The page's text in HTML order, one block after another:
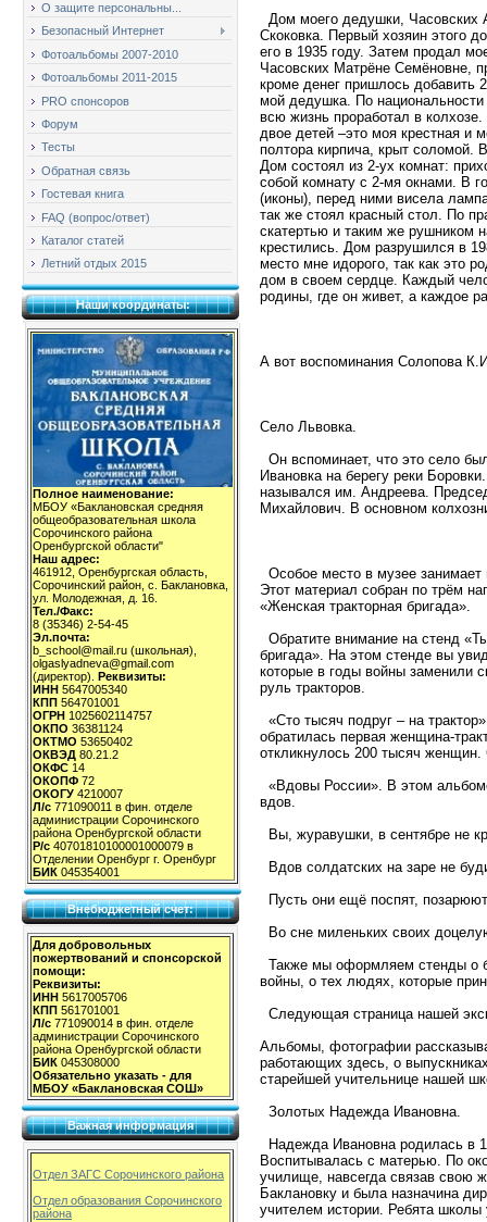
О защите персональны...
Безопасный Интернет
Фотоальбомы 2007-2010
Фотоальбомы 2011-2015
PRO спонсоров
Форум
Тесты
Обратная связь
Гостевая книга
FAQ (вопрос/ответ)
Каталог статей
Летний отдых 2015
Наши координаты:
Полное наименование:
МБОУ «Баклановская средняя
общеобразовательная школа
Сорочинского района
Оренбургской области"
Наш адрес:
461912, Оренбургская область,
Сорочинский район, с. Баклановка,
ул. Молодежная, д. 16.
Тел./Факс:
8 (35346) 2-54-45
Эл.почта:
b_school@mail.ru (школьная),
olgaslyadneva@gmail.com
(директор). Реквизиты:
ИНН 5647005340
КПП 564701001
ОГРН 1025602114757
ОКПО 36381124
ОКТМО 53650402
ОКВЭД 80.21.2
ОКФС 14
ОКОПФ 72
ОКОГУ 4210007
Л/с 771090011 в фин. отделе
администрации Сорочинского
района Оренбургской области
Р/с 40701810100001000079 в
Отделении Оренбург г. Оренбург
БИК 045354001
Внебюджетный счет:
Для добровольных
пожертвований и спонсорской
помощи:
Реквизиты:
ИНН 5617005706
КПП 561701001
Л/с 771090014 в фин. отделе
администрации Сорочинского
района Оренбургской области
БИК 045308000
Обязательно указать - для
МБОУ «Баклановская СОШ»
Важная информация
Отдел ЗАГС Сорочинского района
Отдел образования Сорочинского
района
Дом моего дедушки, Часовских
Скоковка. Первый хозяин этого
его в 1935 году. Затем продал
Часовских Матрёне Семёновне,
кроме денег пришлось добавить
мой дедушка. По
всю жизнь проработал в
двое детей –это моя крестная
полтора кирпича, крыт соломой.
Дом состоял из 2-ух комнат:
собой комнату с 2-мя окнами. В
(иконы), перед ними висела
так же стоял красный стол. По
скатертью и таким же рушником
крестились. Дом разрушился в
место мне идорого, так как это
дом в своем сердце. Каждый
родины, где он живет, а каждое
А вот воспоминания Солопова
Село Львовка.
Он вспоминает, что это село
Ивановка на берегу реки
назывался им. Андреева.
Михайлович. В основном
Особое место в музее
Этот материал собран по трём
«Женская тракторная бригада».
Обратите внимание на стенд
бригада». На этом стенде вы
которые в годы войны заменили
руль тракторов.
«Сто тысяч подруг – на
обратилась первая женщина-
откликнулось 200 тысяч
«Вдовы России». В этом
вдов.
Вы, журавушки, в сентябре не
Вдов солдатских на заре не
Пусть они ещё поспят, позарюют
Во сне миленьких своих
Также мы оформляем стенды о
войны, о тех людях, которые
Следующая страница нашей
Альбомы, фотографии
работающих здесь, о
старейшей учительнице нашей
Золотых Надежда Ивановна.
Надежда Ивановна родилась в
Воспитывалась с матерью. По
училище, навсегда связав свою
Баклановку и была назначина
учителем истории. Ребята